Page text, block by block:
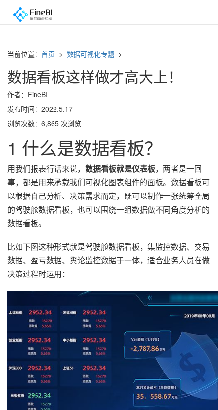
当前位置： 首页 > 数据可视化专题 >
数据看板这样做才高大上！
作者：FineBI
发布时间：2022.5.17
浏览次数：6,865 次浏览
1 什么是数据看板？
用我们报表行话来说， 数据看板就是仪表板，两者是一回
事，都是用来承载我们可视化图表组件的面板。数据看板可
以根据自己分析、决策需求而定，既可以制作一张统筹全局
的驾驶舱数据看板，也可以围绕一组数据做不同角度分析的
数据看板。
比如下图这种形式就是驾驶舱数据看板，集监控数据、交易
数据、盈亏数据、舆论监控数据于一体，适合业务人员在做
决策过程时运用：